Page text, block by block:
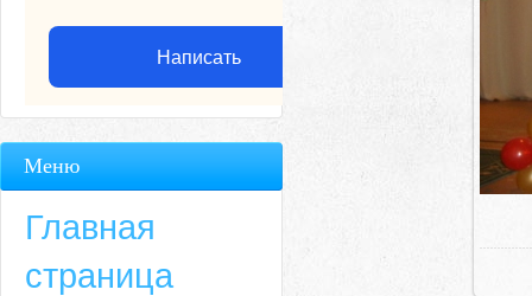
Написать
Меню
Главная
страница